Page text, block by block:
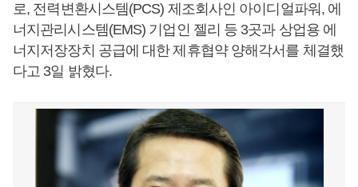
로, 전력변환시스템(PCS) 제조회사인 아이디얼파워, 에
너지관리시스템(EMS) 기업인 젤리 등 3곳과 상업용 에
너지저장장치 공급에 대한 제휴협약 양해각서를 체결했
다고 3일 밝혔다.